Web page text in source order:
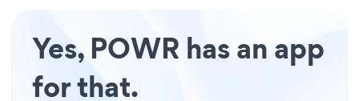
Yes, POWR has an app
for that.